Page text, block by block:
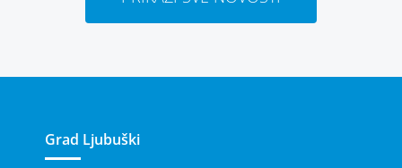
Grad Ljubuški